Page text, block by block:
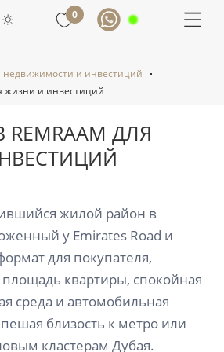
0
недвижимости и инвестиций
жизни и инвестиций
ДЛЯ
жилой район в
у Emirates Road и
для покупателя,
квартиры, спокойная
среда и автомобильная
близость к метро или
кластерам Дубая.